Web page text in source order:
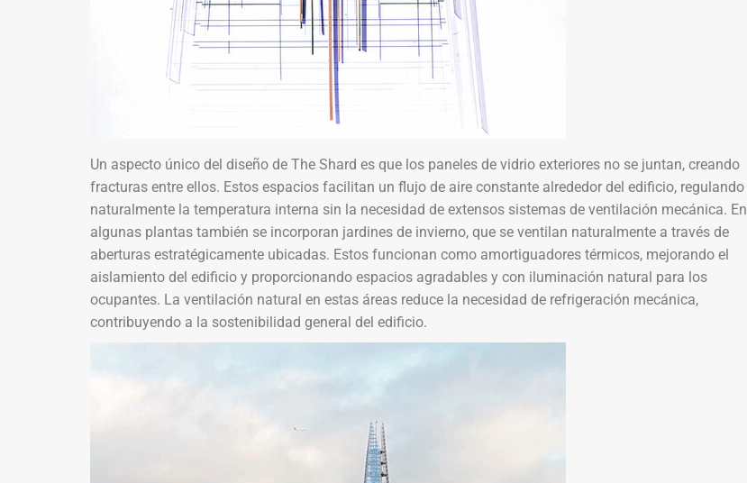
Un aspecto único del diseño de The Shard es que los paneles de vidrio exteriores no se juntan, creando
fracturas entre ellos. Estos espacios facilitan un flujo de aire constante alrededor del edificio, regulando
naturalmente la temperatura interna sin la necesidad de extensos sistemas de ventilación mecánica. En
algunas plantas también se incorporan jardines de invierno, que se ventilan naturalmente a través de
aberturas estratégicamente ubicadas. Estos funcionan como amortiguadores térmicos, mejorando el
aislamiento del edificio y proporcionando espacios agradables y con iluminación natural para los
ocupantes. La ventilación natural en estas áreas reduce la necesidad de refrigeración mecánica,
contribuyendo a la sostenibilidad general del edificio.